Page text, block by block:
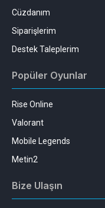
Cüzdanım
Siparişlerim
Destek Taleplerim
Popüler Oyunlar
Rise Online
Valorant
Mobile Legends
Metin2
Bize Ulaşın